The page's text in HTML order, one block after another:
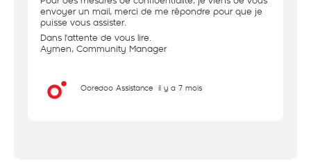
envoyer un mail, merci de me répondre pour que je
puisse vous assister.
Dans l'attente de vous lire.
Aymen, Community Manager
Ooredoo Assistance il y a 7 mois